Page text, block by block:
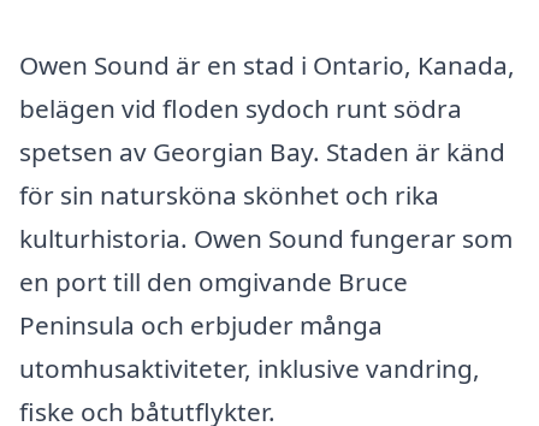
Owen Sound är en stad i Ontario, Kanada,
belägen vid floden sydoch runt södra
spetsen av Georgian Bay. Staden är känd
för sin natursköna skönhet och rika
kulturhistoria. Owen Sound fungerar som
en port till den omgivande Bruce
Peninsula och erbjuder många
utomhusaktiviteter, inklusive vandring,
fiske och båtutflykter.